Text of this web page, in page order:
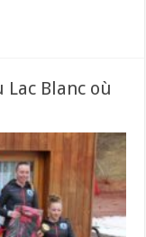
Blanc où